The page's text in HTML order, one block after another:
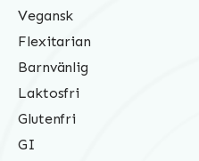
Vegansk
Flexitarian
Barnvänlig
Laktosfri
Glutenfri
GI